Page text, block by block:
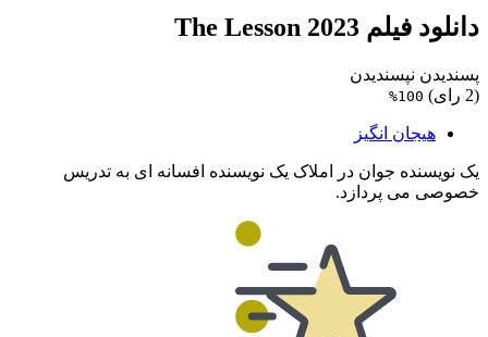
دانلود فیلم The Lesson 2023
پسندیدن نپسندیدن
(2 رای)
100%
هیجان انگیز
یک نویسنده جوان در املاک یک نویسنده افسانه ای به تدریس
خصوصی می پردازد.